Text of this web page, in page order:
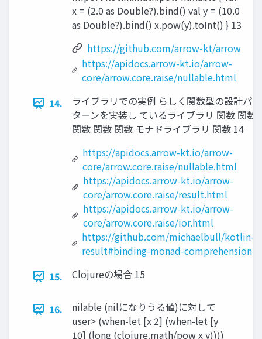
x = (2.0 as Double?).bind() val y = (10.0
as Double?).bind() x.pow(y).toInt() } 13
https://github.com/arrow-kt/arrow
https://apidocs.arrow-kt.io/arrow-
core/arrow.core.raise/nullable.html
14.
ライブラリでの実例 らしく関数型の設計パ
ターンを実装し ているライブラリ 関数 関数
関数 関数 関数 モナドライブラリ 関数 14
https://apidocs.arrow-kt.io/arrow-
core/arrow.core.raise/nullable.html
https://apidocs.arrow-kt.io/arrow-
core/arrow.core.raise/result.html
https://apidocs.arrow-kt.io/arrow-
core/arrow.core.raise/ior.html
https://github.com/michaelbull/kotlin-
result#binding-monad-comprehension
15.
Clojureの場合 15
16.
nilable (nilになりうる値)に対して
user> (when-let [x 2] (when-let [y
10] (long (clojure.math/pow x y))))